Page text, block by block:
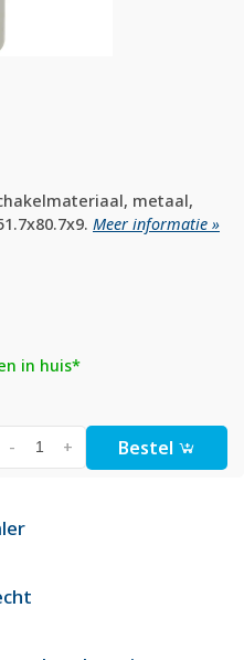
metaal,
Meer informatie »
in huis*
+
- Bestel